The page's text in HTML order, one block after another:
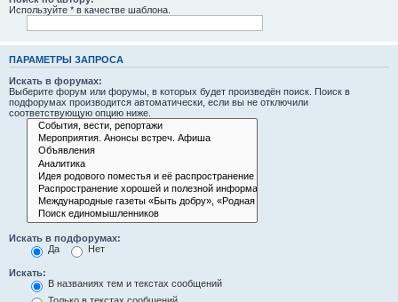
Используйте * в качестве шаблона.
ПАРАМЕТРЫ ЗАПРОСА
Искать в форумах:
Выберите форум или форумы, в которых будет произведён поиск. Поиск в
подфорумах производится автоматически, если вы не отключили
соответствующую опцию ниже.
Искать в подфорумах:
Да
Нет
Искать:
В названиях тем и текстах сообщений